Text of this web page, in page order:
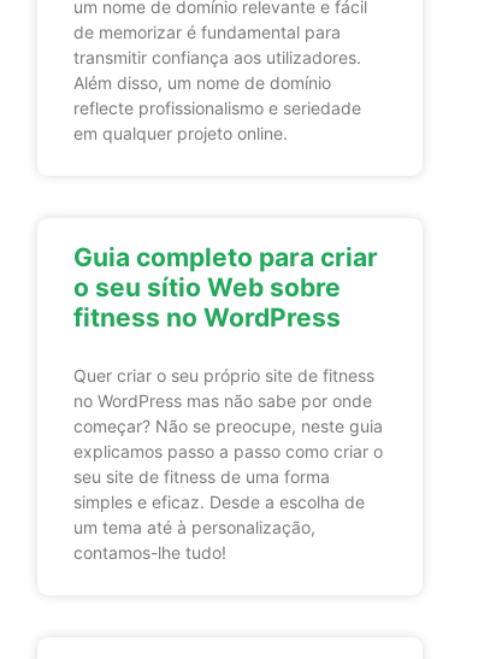
um nome de domínio relevante e fácil
de memorizar é fundamental para
transmitir confiança aos utilizadores.
Além disso, um nome de domínio
reflecte profissionalismo e seriedade
em qualquer projeto online.
Guia completo para criar
o seu sítio Web sobre
fitness no WordPress
Quer criar o seu próprio site de fitness
no WordPress mas não sabe por onde
começar? Não se preocupe, neste guia
explicamos passo a passo como criar o
seu site de fitness de uma forma
simples e eficaz. Desde a escolha de
um tema até à personalização,
contamos-lhe tudo!